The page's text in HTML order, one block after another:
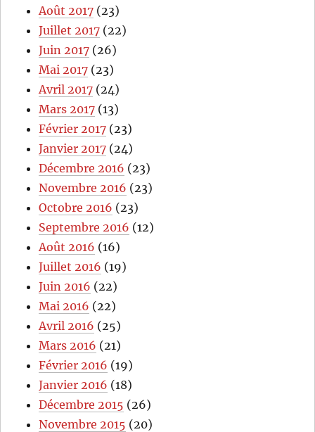
Août 2017 (23)
Juillet 2017 (22)
Juin 2017 (26)
Mai 2017 (23)
Avril 2017 (24)
Mars 2017 (13)
Février 2017 (23)
Janvier 2017 (24)
Décembre 2016 (23)
Novembre 2016 (23)
Octobre 2016 (23)
Septembre 2016 (12)
Août 2016 (16)
Juillet 2016 (19)
Juin 2016 (22)
Mai 2016 (22)
Avril 2016 (25)
Mars 2016 (21)
Février 2016 (19)
Janvier 2016 (18)
Décembre 2015 (26)
Novembre 2015 (20)